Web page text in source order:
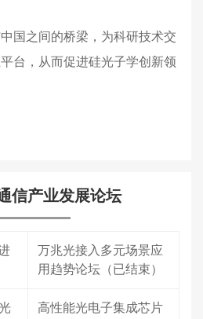
国之间的桥梁，为科研技术交
台，从而促进硅光子学创新领
信产业发展论坛
万兆光接入多元场景应
用趋势论坛（已结束）
高性能光电子集成芯片